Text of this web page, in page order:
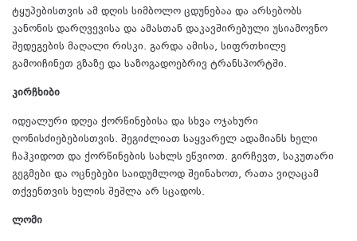
ტყუპებისთვის ამ დღის სიმბოლო ცდუნებაა და არსებობს
კანონის დარღვევისა და ამასთან დაკავშირებული უსიამოვნო
შედეგების მაღალი რისკი. გარდა ამისა, სიფრთხილე
გამოიჩინეთ გზაზე და საზოგადოებრივ ტრანსპორტში.
კირჩხიბი
იდეალური დღეა ქორწინებისა და სხვა ოჯახური
ღონისძიებებისთვის. შეგიძლიათ საყვარელ ადამიანს ხელი
ჩაჰკიდოთ და ქორწინების სახლს ეწვიოთ. გირჩევთ, საკუთარი
გეგმები და ოცნებები საიდუმლოდ შეინახოთ, რათა ვიღაცამ
თქვენთვის ხელის შეშლა არ სცადოს.
ლომი